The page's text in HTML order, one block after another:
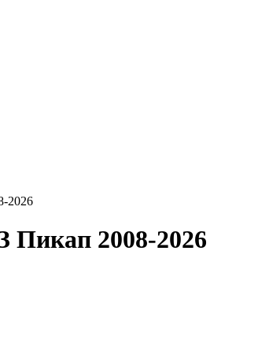
2026
Пикап 2008-2026